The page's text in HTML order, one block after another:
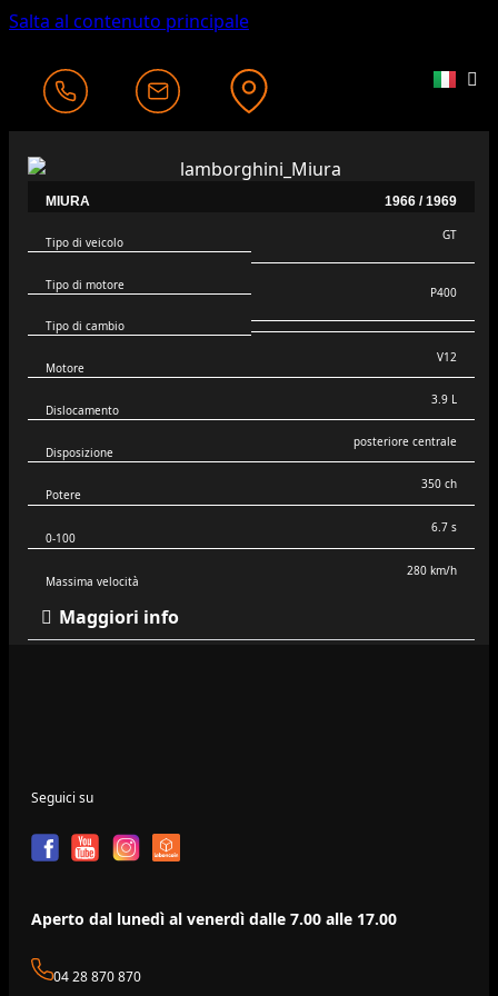
Salta al contenuto principale
MIURA 1966 / 1969
Tipo di veicolo
Tipo di motore
Tipo di cambio
GT
P400
Motore
Dislocamento
Disposizione
V12
3.9 L
posteriore centrale
Potere
0-100
Massima velocità
350 ch
6.7 s
280 km/h
Maggiori info
Seguici su
Aperto dal lunedì al venerdì dalle 7.00 alle 17.00
04 28 870 870